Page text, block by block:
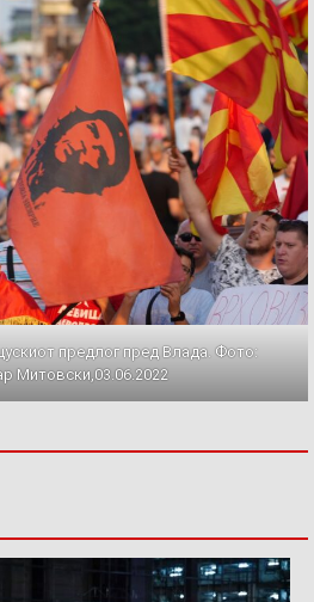
предлог пред Влада. Фото:
Митовски,03.06.2022